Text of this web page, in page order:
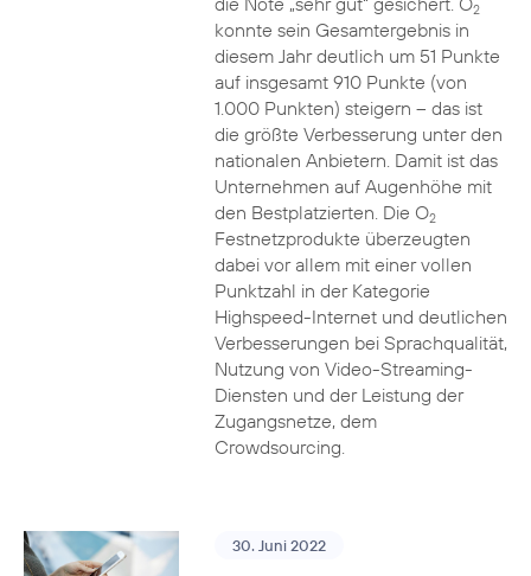
2
konnte sein Gesamtergebnis in
diesem Jahr deutlich um 51 Punkte
auf insgesamt 910 Punkte (von
1.000 Punkten) steigern – das ist
die größte Verbesserung unter den
nationalen Anbietern. Damit ist das
Unternehmen auf Augenhöhe mit
den Bestplatzierten. Die O2
Festnetzprodukte überzeugten
dabei vor allem mit einer vollen
Punktzahl in der Kategorie
Highspeed-Internet und deutlichen
Verbesserungen bei Sprachqualität,
Nutzung von Video-Streaming-
Diensten und der Leistung der
Zugangsnetze, dem
Crowdsourcing.
30. Juni 2022